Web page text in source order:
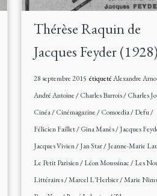
Thérèse Raquin de
Jacques Feyder (1928)
28 septembre 2015 étiquetéAlexandre
André Antoine/Charles Barrois/Charles
Cinéa/Cinémagazine/Comoedia/Defu/
Félicien Faillet/Gina Manès/Jacques
Jacques Vivien/Jan Star/Jeanne-Marie
Le Petit Parisien/Léon Moussinac/Les
Littéraires/Marcel L'Herbier/Marie